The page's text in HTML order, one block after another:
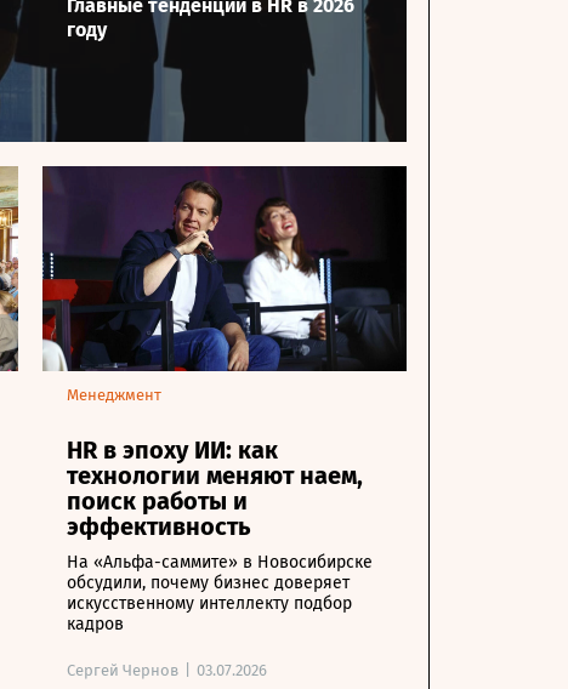
Главные тенденции в HR в 2026
году
Менеджмент
HR в эпоху ИИ: как
технологии меняют наем,
поиск работы и
эффективность
На «Альфа-саммите» в Новосибирске
обсудили, почему бизнес доверяет
искусственному интеллекту подбор
кадров
Сергей Чернов 03.07.2026